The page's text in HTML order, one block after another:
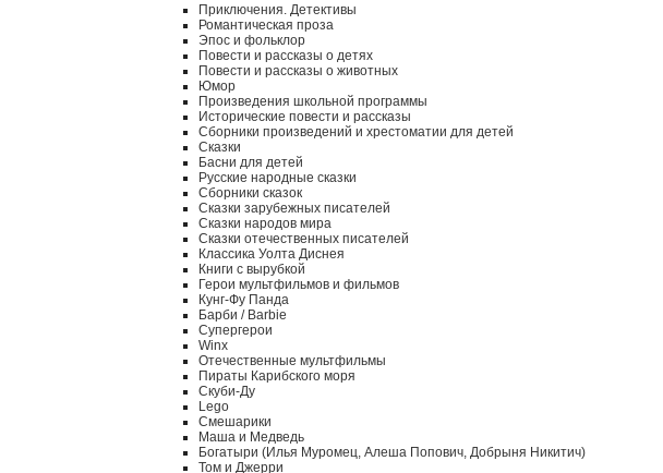
Приключения. Детективы
Романтическая проза
Эпос и фольклор
Повести и рассказы о детях
Повести и рассказы о животных
Юмор
Произведения школьной программы
Исторические повести и рассказы
Сборники произведений и хрестоматии для детей
Сказки
Басни для детей
Русские народные сказки
Сборники сказок
Сказки зарубежных писателей
Сказки народов мира
Сказки отечественных писателей
Классика Уолта Диснея
Книги с вырубкой
Герои мультфильмов и фильмов
Кунг-Фу Панда
Барби / Barbie
Супергерои
Winx
Отечественные мультфильмы
Пираты Карибского моря
Скуби-Ду
Lego
Смешарики
Маша и Медведь
Богатыри (Илья Муромец, Алеша Попович, Добрыня Никитич)
Том и Джерри